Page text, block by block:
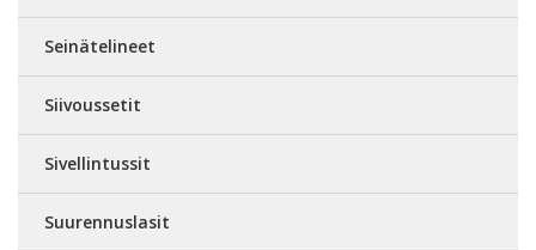
Seinätelineet
Siivoussetit
Sivellintussit
Suurennuslasit